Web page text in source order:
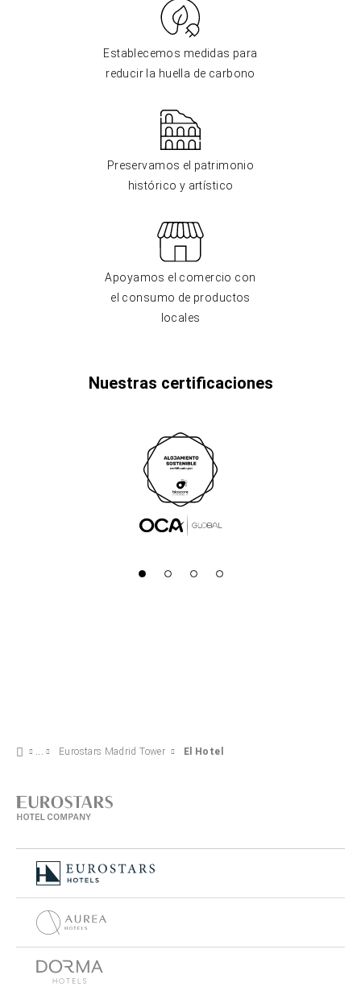
Establecemos medidas para
reducir la huella de carbono
Preservamos el patrimonio
histórico y artístico
Apoyamos el comercio con
el consumo de productos
locales
Nuestras certificaciones
Eurostars Madrid Tower El Hotel